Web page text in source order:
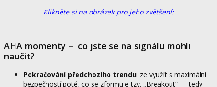
Klikněte si na obrázek pro jeho zvětšení:
AHA momenty – co jste se na signálu mohli
naučit?
Pokračování předchozího trendu lze využít s maximální
bezpečností poté, co se zformuje tzv. „Breakout“ — tedy